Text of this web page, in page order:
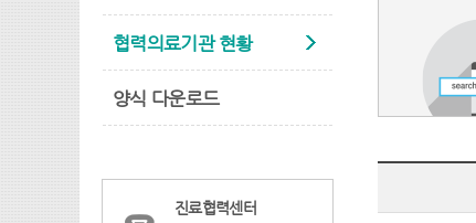
협력의료기관 현황
양식 다운로드
진료협력센터